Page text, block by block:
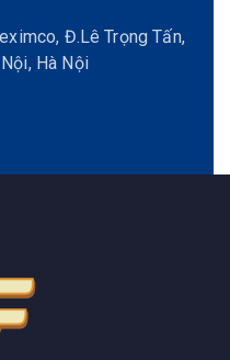
Đ.Lê Trọng Tấn,
Hà Nội